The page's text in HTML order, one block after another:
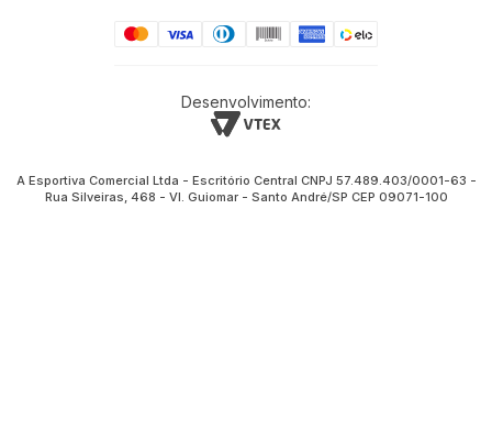
Desenvolvimento:
A Esportiva Comercial Ltda - Escritório Central CNPJ 57.489.403/0001-63 -
Rua Silveiras, 468 - Vl. Guiomar - Santo André/SP CEP 09071-100